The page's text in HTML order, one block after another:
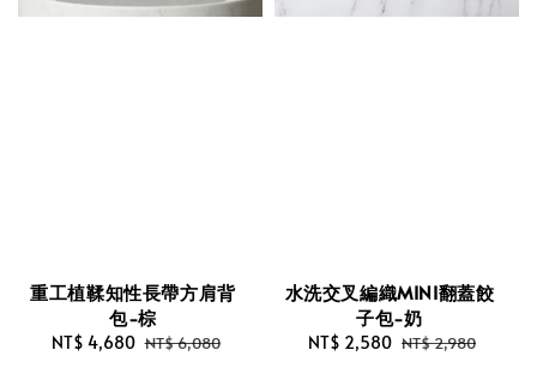
重工植鞣知性長帶方肩背
包-棕
Sale
NT$ 4,680 Regular
NT$ 6,080
水洗交叉編織MINI翻蓋餃
子包-奶
Sale
NT$ 2,580 Regular
NT$ 2,980